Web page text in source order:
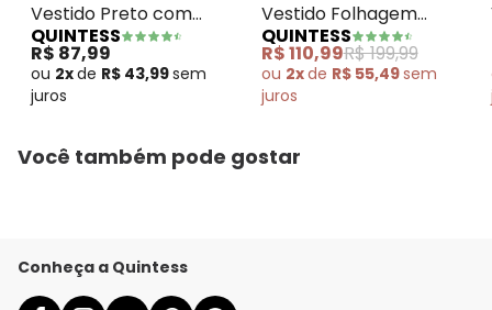
Vestido Preto com
Bolsos e Mangas
Curtas
QUINTESS
R$ 87,99
ou 2xde R$ 43,99sem
juros
Vestido Folhagem
Bordada Localizada em
Malha Fri
QUINTESS
R$ 110,99R$ 199,99
ou 2xde R$ 55,49sem
juros
Você também pode gostar
Conheça a Quintess